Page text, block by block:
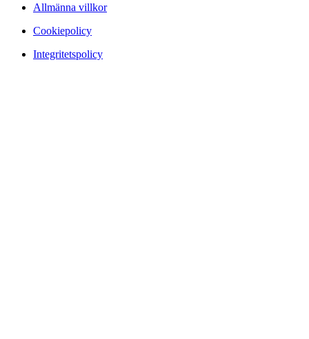
Allmänna villkor
Cookiepolicy
Integritetspolicy